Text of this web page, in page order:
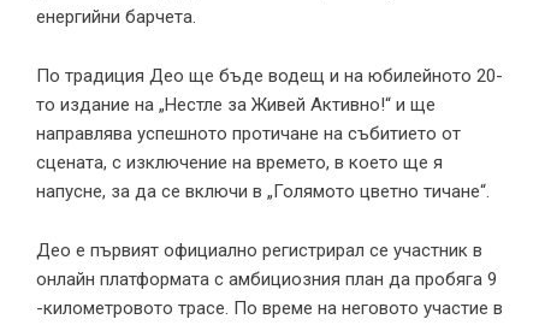
енергийни барчета.
По традиция Део ще бъде водещ и на юбилейното 20-
то издание на „Нестле за Живей Активно!“ и ще
направлява успешното протичане на събитието от
сцената, с изключение на времето, в което ще я
напусне, за да се включи в „Голямото цветно тичане“.
Део е първият официално регистрирал се участник в
онлайн платформата с амбициозния план да пробяга 9
-километровото трасе. По време на неговото участие в